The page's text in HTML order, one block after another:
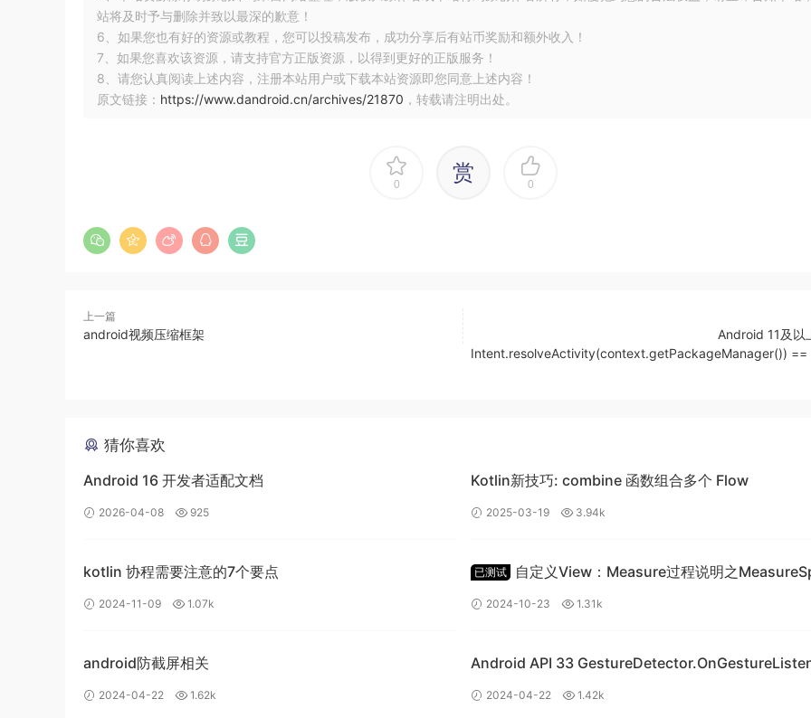
}
short[] res = new short [samples
for (int i = 0; i < res. length; ++i) {
        res
[i ] = samples.get( i * numChannels + channelIx);
}
return res;
：在 ByteBuffer 模式下，视频缓冲区根据其 MediaFormat 的 KEY_COLOR_FORMAT 设置的值进
局，可以从通过 MediaCodecInfo 相关方法获取设备受支持的颜色格式，视频编解码器可能支持三种颜色格式：
native raw video format：原始原始视频格式，由CodecCapabilities 的 COLOR_FormatSurface 常量标记
以与输入或输出Surface一起使用。
应的颜色格式，可以通过 getInput、OutputImage 等于与输入、输出 Surface 以及 ByteBuffer 模式一起
other specific formats：其他特定格式：通常仅在 ByteBuffer 模式下支持这些格式， 某些颜色格式是特定
参考如下：
站将及时予与删除并致以最深的歉意！
6、如果您也有好的资源或教程，您可以投稿发布，成功分享后有站币奖励和额外收入！
7、如果您喜欢该资源，请支持官方正版资源，以得到更好的正版服务！
8、请您认真阅读上述内容，注册本站用户或下载本站资源即您同意上述内容！
原文链接： https://www.dandroid.cn/archives/21870 ，转载请注明出处。
0 赏 0
上一篇
android视频压缩框架
Android 11及以
Intent.resolveActivity(context.getPackageManager()) ==
猜你喜欢
Android 16 开发者适配文档
2026-04-08 925
Kotlin新技巧: combine 函数组合多个 Flow
2025-03-19 3.94k
kotlin 协程需要注意的7个要点
2024-11-09 1.07k
已测试
自定义View：Measure过程说明之
类详细讲解
2024-10-23 1.31k
android防截屏相关
2024-04-22 1.62k
Android API 33 GestureDetector.OnGestureListener
覆写崩溃问题
2024-04-22 1.42k